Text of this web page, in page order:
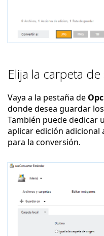
Elija la carpeta de
Vaya a la pestaña de
donde desea guardar
También puede dedicar
aplicar edición adicional
para la conversión.